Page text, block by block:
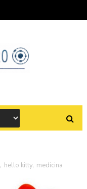
, hello kitty, medicina